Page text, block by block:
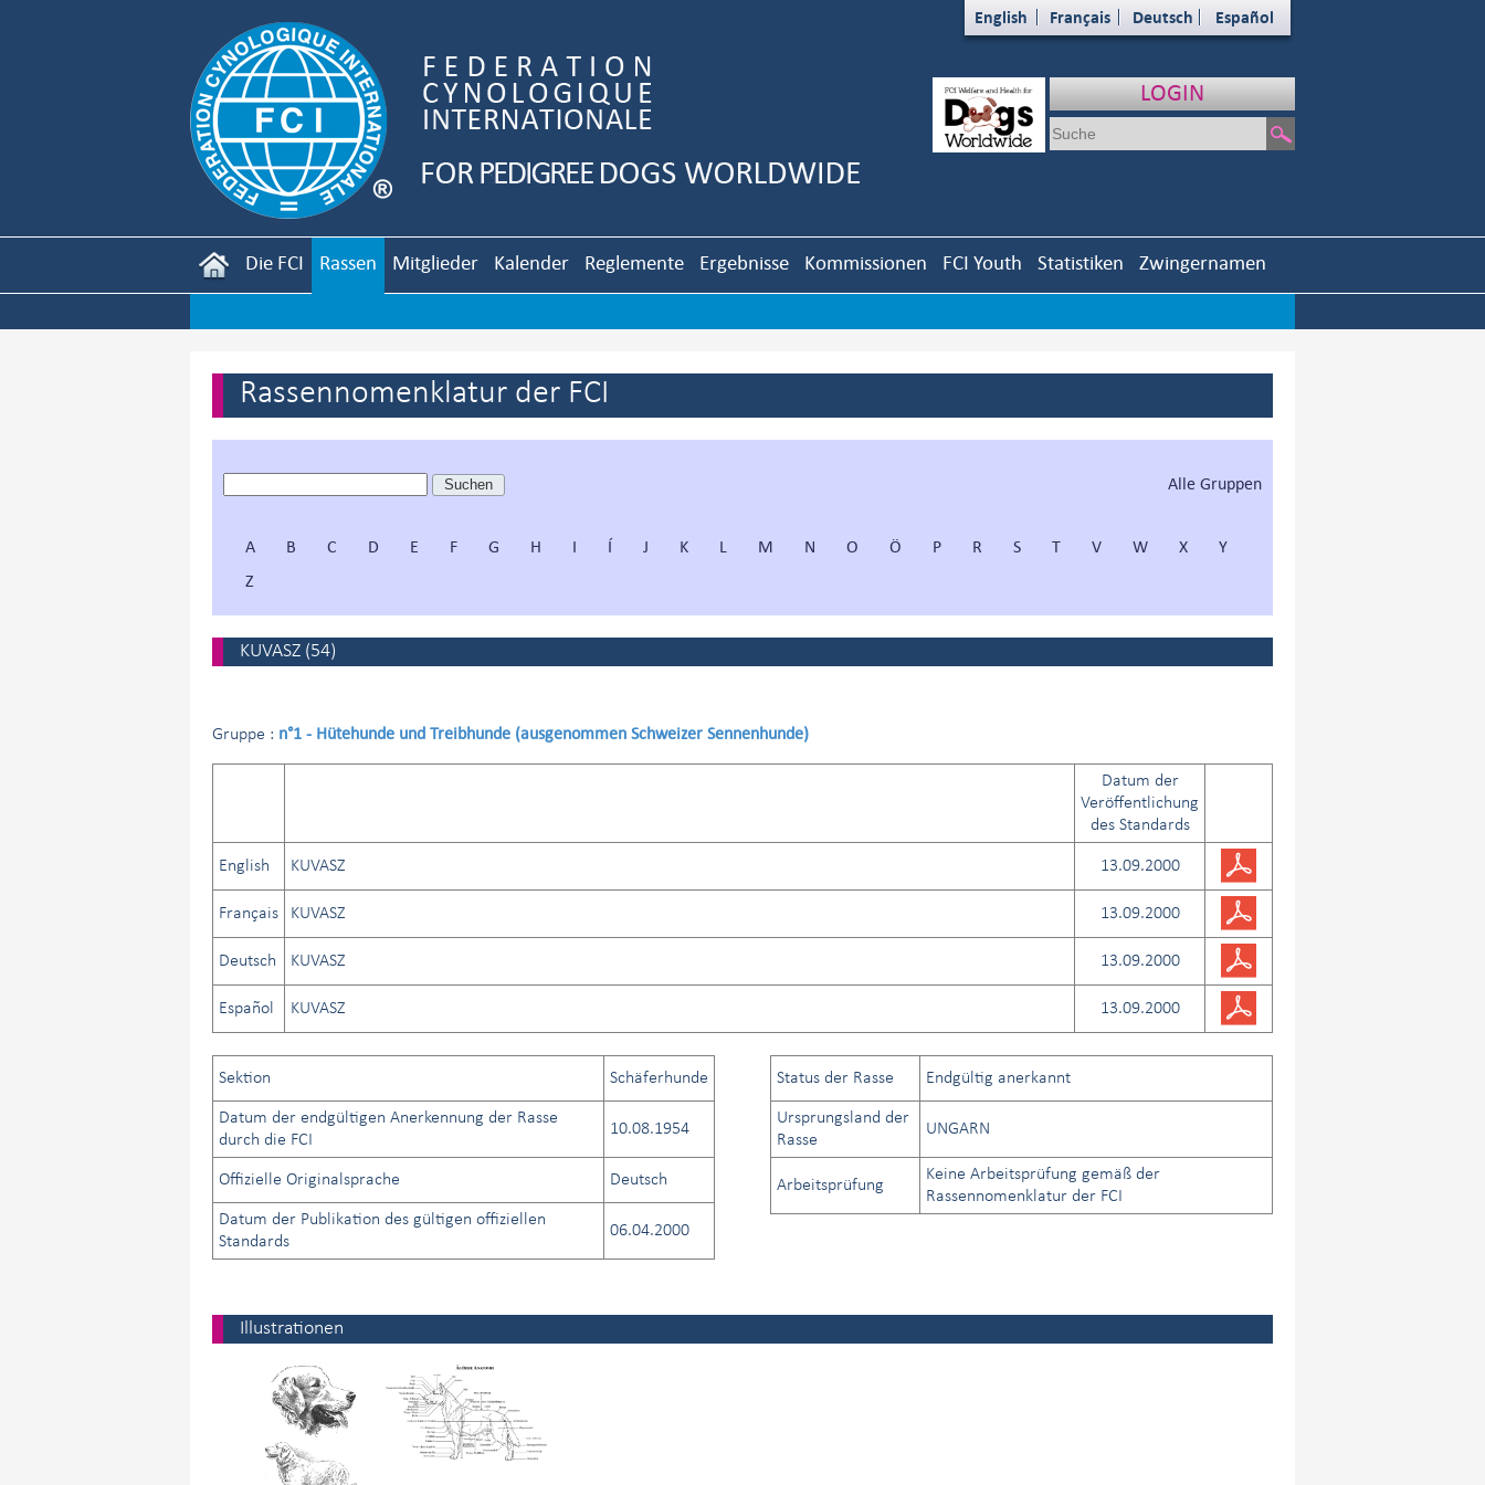
English Français Deutsch Español
LOGIN
Die FCI Rassen Mitglieder Kalender Reglemente Ergebnisse Kommissionen FCI Youth Statistiken Zwingernamen
Rassennomenklatur der FCI
Alle Gruppen
A B C D E F G H I Í J K L M N O Ö P R S T V W X
Y
Z
KUVASZ (54)
Gruppe : n°1 - Hütehunde und Treibhunde (ausgenommen Schweizer Sennenhunde)
Datum der
Veröffentlichung
des Standards
English KUVASZ 13.09.2000
Français KUVASZ 13.09.2000
Deutsch KUVASZ 13.09.2000
Español KUVASZ 13.09.2000
Sektion Schäferhunde
Datum der endgültigen Anerkennung der Rasse
durch die FCI
10.08.1954
Offizielle Originalsprache Deutsch
Datum der Publikation des gültigen offiziellen
Standards
06.04.2000
Status der Rasse Endgültig anerkannt
Ursprungsland der
Rasse
UNGARN
Arbeitsprüfung
Keine Arbeitsprüfung gemäß der
Rassennomenklatur der FCI
Illustrationen